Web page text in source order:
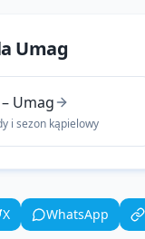
Umag
– Umag
i sezon kąpielowy
X WhatsApp